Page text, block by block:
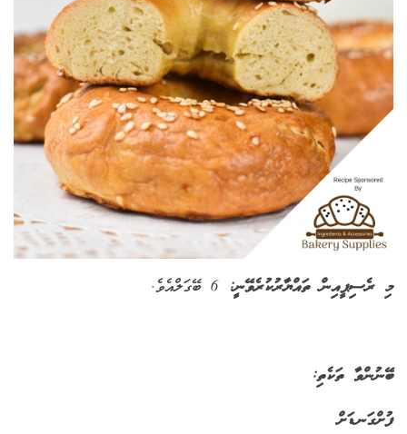
މި ރެސިޕީއިން ތައްޔާރުކުރެވޭނީ:6 ބޭގަލްއެވެ.
ބޭނުންވާ ތަކެތި:
ފުށްގަނޑަށް